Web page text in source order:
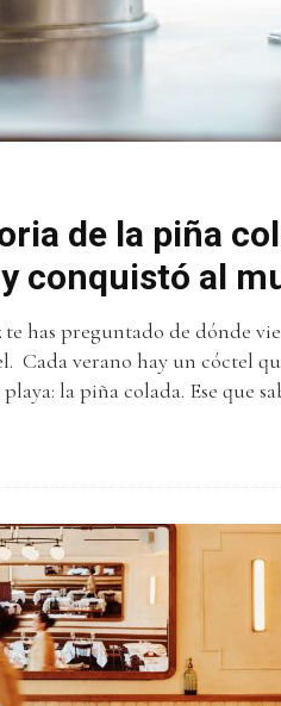
de la piña
conquistó al
te has preguntado de dónde
Cada verano hay un cóctel
la piña colada. Ese que